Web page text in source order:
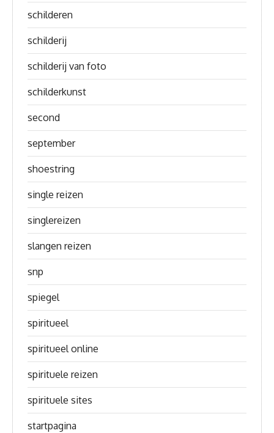
schilderen
schilderij
schilderij van foto
schilderkunst
second
september
shoestring
single reizen
singlereizen
slangen reizen
snp
spiegel
spiritueel
spiritueel online
spirituele reizen
spirituele sites
startpagina